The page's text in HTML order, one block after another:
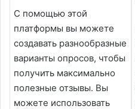
С помощью этой
платформы вы можете
создавать разнообразные
варианты опросов, чтобы
получить максимально
полезные отзывы. Вы
можете использовать